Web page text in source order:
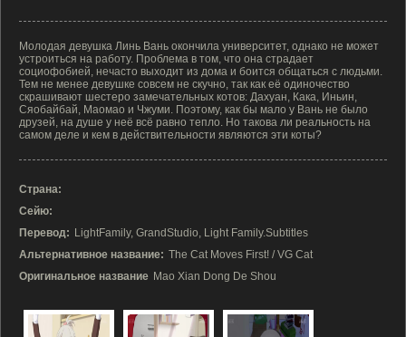
Молодая девушка Линь Вань окончила университет, однако не может
устроиться на работу. Проблема в том, что она страдает
социофобией, нечасто выходит из дома и боится общаться с людьми.
Тем не менее девушке совсем не скучно, так как её одиночество
скрашивают шестеро замечательных котов: Дахуан, Кака, Иньин,
Сяобайбай, Маомао и Чжуми. Поэтому, как бы мало у Вань не было
друзей, на душе у неё всё равно тепло. Но такова ли реальность на
самом деле и кем в действительности являются эти коты?
Страна:
Сейю:
Перевод: LightFamily, GrandStudio, Light Family.Subtitles
Альтернативное название: The Cat Moves First! / VG Cat
Оригинальное название Mao Xian Dong De Shou